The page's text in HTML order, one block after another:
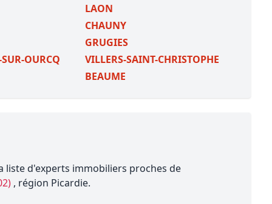
LAON
CHAUNY
GRUGIES
OURCQ
VILLERS-SAINT-CHRISTOPHE
BEAUME
liste d'experts immobiliers proches de
, région Picardie.